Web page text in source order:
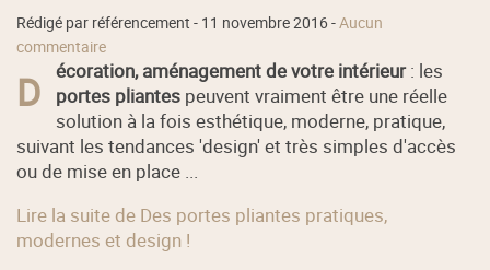
Rédigé par référencement - 11 novembre 2016-Aucun
commentaire
D écoration, aménagement de votre intérieur: les
portes pliantes peuvent vraiment être une réelle
solution à la fois esthétique, moderne, pratique,
suivant les tendances 'design' et très simples d'accès
ou de mise en place ...
Lire la suite de Des portes pliantes pratiques,
modernes et design !